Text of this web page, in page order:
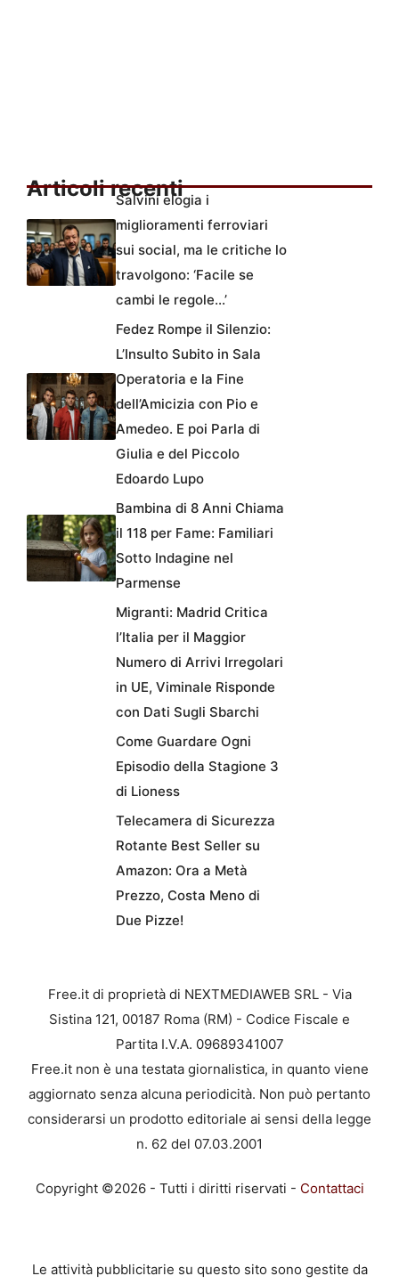
Articoli recenti
Salvini elogia i
miglioramenti ferroviari
sui social, ma le critiche lo
travolgono: ‘Facile se
cambi le regole…’
Fedez Rompe il Silenzio:
L’Insulto Subito in Sala
Operatoria e la Fine
dell’Amicizia con Pio e
Amedeo. E poi Parla di
Giulia e del Piccolo
Edoardo Lupo
Bambina di 8 Anni Chiama
il 118 per Fame: Familiari
Sotto Indagine nel
Parmense
Migranti: Madrid Critica
l’Italia per il Maggior
Numero di Arrivi Irregolari
in UE, Viminale Risponde
con Dati Sugli Sbarchi
Come Guardare Ogni
Episodio della Stagione 3
di Lioness
Telecamera di Sicurezza
Rotante Best Seller su
Amazon: Ora a Metà
Prezzo, Costa Meno di
Due Pizze!
Free.it di proprietà di NEXTMEDIAWEB SRL - Via
Sistina 121, 00187 Roma (RM) - Codice Fiscale e
Partita I.V.A. 09689341007
Free.it non è una testata giornalistica, in quanto viene
aggiornato senza alcuna periodicità. Non può pertanto
considerarsi un prodotto editoriale ai sensi della legge
n. 62 del 07.03.2001
Copyright ©2026 - Tutti i diritti riservati - Contattaci
Le attività pubblicitarie su questo sito sono gestite da